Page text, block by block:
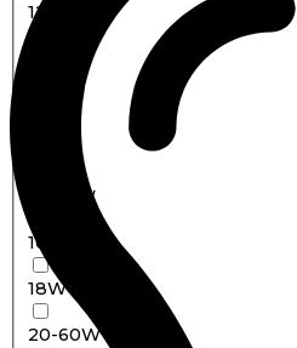
12W
15-30W
16w
18W
20-60W